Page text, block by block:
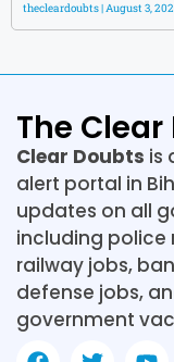
thecleardoubts August 3,
The
Clear Doubts is
alert portal in
updates on all
including police
railway jobs,
defense jobs,
government